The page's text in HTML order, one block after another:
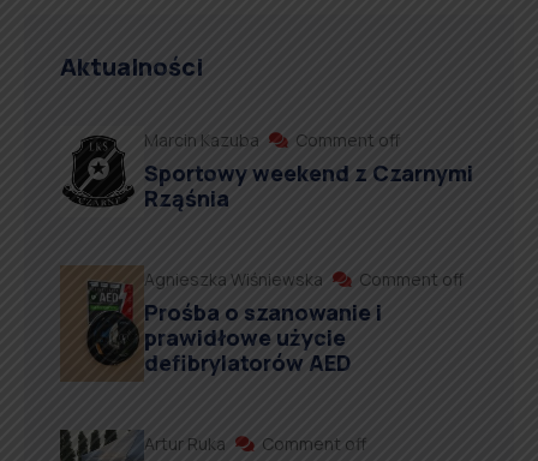
Aktualności
Marcin Kazuba Comment off
Sportowy weekend z Czarnymi
Rząśnia
Agnieszka Wiśniewska Comment off
Prośba o szanowanie i
prawidłowe użycie
defibrylatorów AED
Artur Ruka Comment off